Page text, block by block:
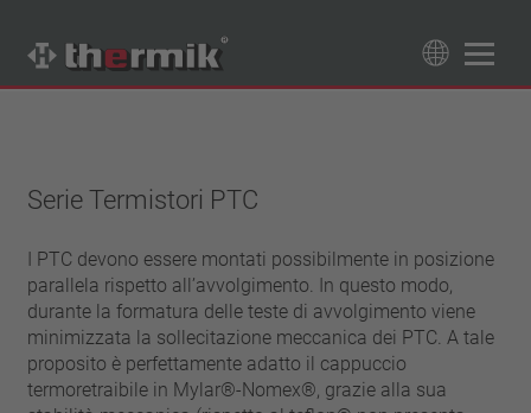
contatto di apertura
contatto di chiusura
Campo di temperatura
temperatura standard (60 – 200 °C)
alta temperatura (205 – 250 °C)
Classe di potenza
1,6 A – 7,5 A
4 A – 25 A
Resettaggio
ripristino automatico
Serie Termistori PTC
I PTC devono essere montati possibilmente in posizione
parallela rispetto all’avvolgimento. In questo modo,
durante la formatura delle teste di avvolgimento viene
minimizzata la sollecitazione meccanica dei PTC. A tale
proposito è perfettamente adatto il cappuccio
termoretraibile in Mylar®-­Nomex®, grazie alla sua